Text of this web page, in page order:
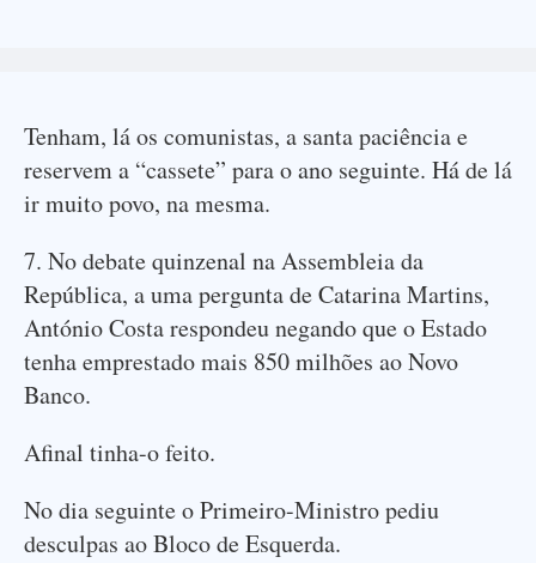
Tenham, lá os comunistas, a santa paciência e
reservem a “cassete” para o ano seguinte. Há de lá
ir muito povo, na mesma.
7. No debate quinzenal na Assembleia da
República, a uma pergunta de Catarina Martins,
António Costa respondeu negando que o Estado
tenha emprestado mais 850 milhões ao Novo
Banco.
Afinal tinha-o feito.
No dia seguinte o Primeiro-Ministro pediu
desculpas ao Bloco de Esquerda.